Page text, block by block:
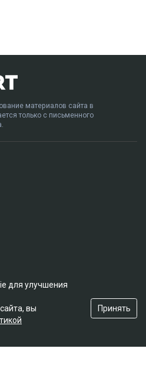
материалов сайта в
только с письменного
для улучшения
вы
Принять